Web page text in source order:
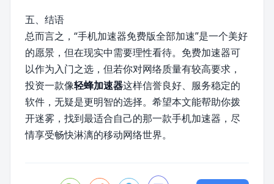
五、结语
总而言之，“手机加速器免费版全部加速”是一个美好
的愿景，但在现实中需要理性看待。免费加速器可
以作为入门之选，但若你对网络质量有较高要求，
投资一款像轻蜂加速器这样信誉良好、服务稳定的
软件，无疑是更明智的选择。希望本文能帮助你拨
开迷雾，找到最适合自己的那一款手机加速器，尽
情享受畅快淋漓的移动网络世界。